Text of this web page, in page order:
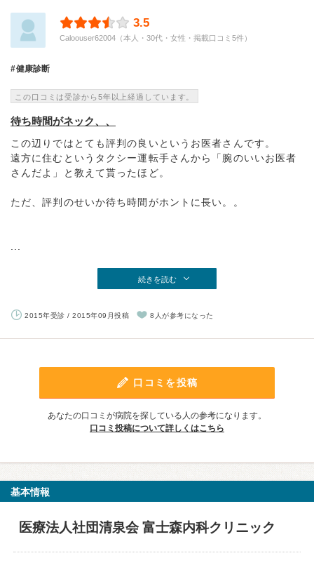
3.5
Caloouser62004（本人・30代・女性・掲載口コミ5件）
健康診断
この口コミは受診から5年以上経過しています。
待ち時間がネック、、
この辺りではとても評判の良いというお医者さんです。
遠方に住むというタクシー運転手さんから「腕のいいお医者
さんだよ」と教えて貰ったほど。
ただ、評判のせいか待ち時間がホントに長い。。
続きを読む
2015年受診 / 2015年09月投稿 8人が参考になった
口コミを投稿
あなたの口コミが病院を探している人の参考になります。
口コミ投稿について詳しくはこちら
基本情報
医療法人社団清泉会 富士森内科クリニック